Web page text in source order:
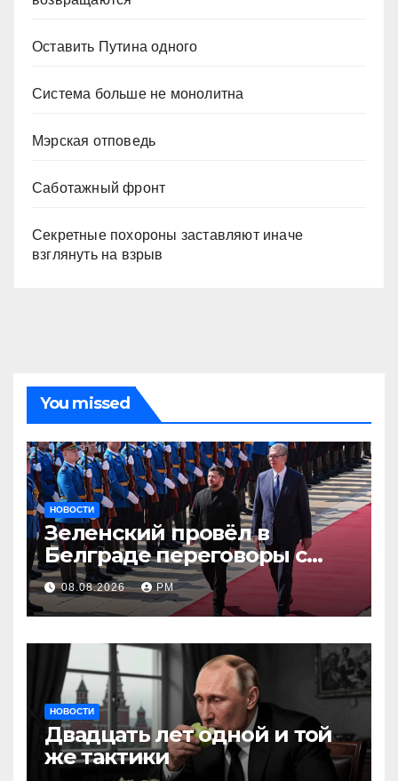
Оставить Путина одного
Система больше не монолитна
Мэрская отповедь
Саботажный фронт
Секретные похороны заставляют иначе
взглянуть на взрыв
You missed
НОВОСТИ
Зеленский провёл в
Белграде переговоры с
Вучичем
08.08.2026 РМ
НОВОСТИ
Двадцать лет одной и той
же тактики